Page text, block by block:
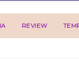
REVIEW